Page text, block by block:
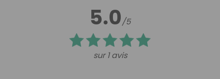
5.0/5
sur 1 avis